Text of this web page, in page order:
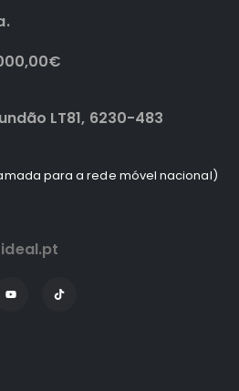
LT81, 6230-483
para a rede móvel nacional)